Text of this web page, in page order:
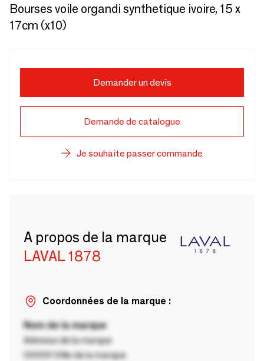
Bourses voile organdi synthetique ivoire, 15 x
17cm (x10)
Demander un devis
Demande de catalogue
Je souhaite passer commande
A propos de la marque
LAVAL 1878
Coordonnées de la marque :
Nom de la marque
Adresse de la marque
00000 Ville de la marque